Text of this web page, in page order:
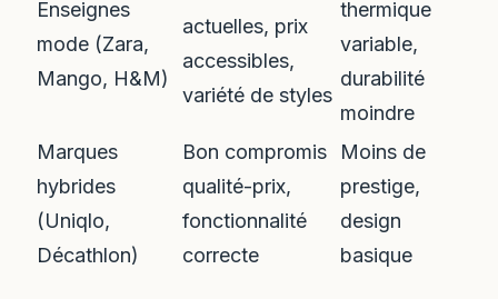
Enseignes
mode (Zara,
Mango, H&M)
actuelles, prix
accessibles,
variété de styles
thermique
variable,
durabilité
moindre
Marques
hybrides
(Uniqlo,
Décathlon)
Bon compromis
qualité-prix,
fonctionnalité
correcte
Moins de
prestige,
design
basique